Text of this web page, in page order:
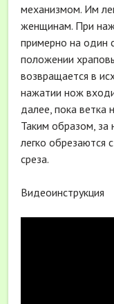
механизмом. Им
женщинам. При
примерно на один
положении
возвращается в
нажатии нож
далее, пока ветка
Таким образом, за
легко обрезаются
среза.
Видеоинструкция